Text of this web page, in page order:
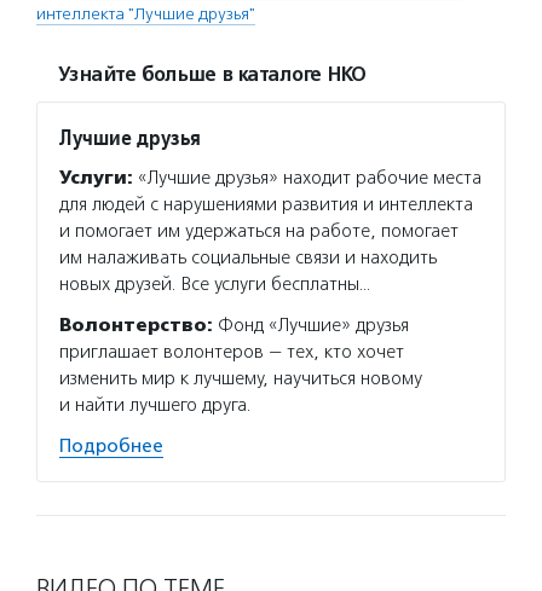
интеллекта "Лучшие друзья"
Узнайте больше в каталоге НКО
Лучшие друзья
Услуги: «Лучшие друзья» находит рабочие места
для людей с нарушениями развития и интеллекта
и помогает им удержаться на работе, помогает
им налаживать социальные связи и находить
новых друзей. Все услуги бесплатны…
Волонтерство: Фонд «Лучшие» друзья
приглашает волонтеров — тех, кто хочет
изменить мир к лучшему, научиться новому
и найти лучшего друга.
Подробнее